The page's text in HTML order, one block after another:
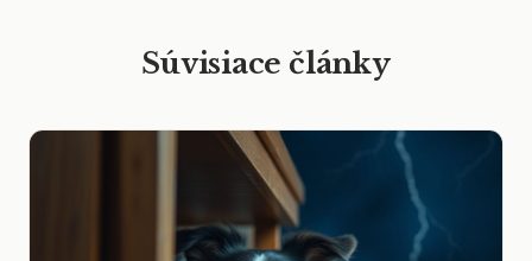
Súvisiace články